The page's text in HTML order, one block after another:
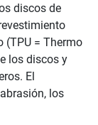
discos de
(TPU = Thermo
los discos y
El
los